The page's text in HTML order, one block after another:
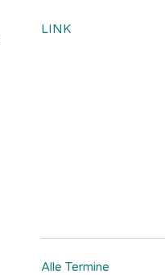
LINK
Alle Termine